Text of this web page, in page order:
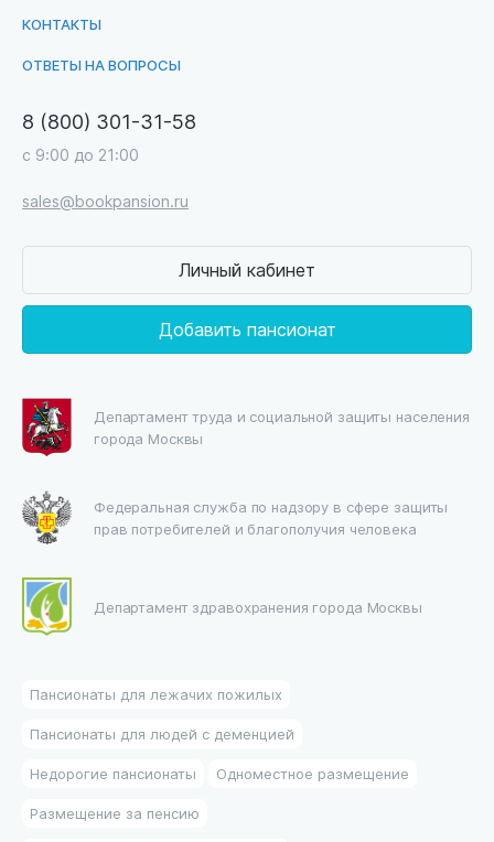
КОНТАКТЫ
ОТВЕТЫ НА ВОПРОСЫ
8 (800) 301-31-58
с 9:00 до 21:00
sales@bookpansion.ru
Личный кабинет
Добавить пансионат
Департамент труда и социальной защиты населения
города Москвы
Федеральная служба по надзору в сфере защиты
прав потребителей и благополучия человека
Департамент здравохранения города Москвы
Пансионаты для лежачих пожилых
Пансионаты для людей с деменцией
Недорогие пансионаты Одноместное размещение
Размещение за пенсию